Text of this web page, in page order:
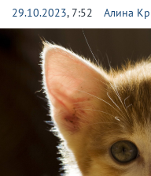
29.10.2023, 7:52 Алина